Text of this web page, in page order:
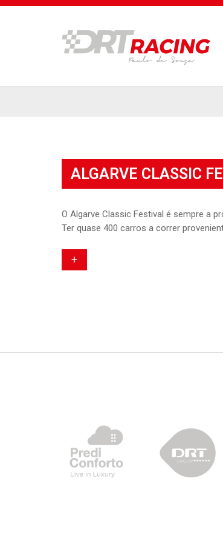
ALGARVE CLASSIC
O Algarve Classic Festival é sempre a
Ter quase 400 carros a correr
+